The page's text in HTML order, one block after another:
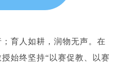
育人如耕，润物无声。在
始终坚持“以赛促教、以赛